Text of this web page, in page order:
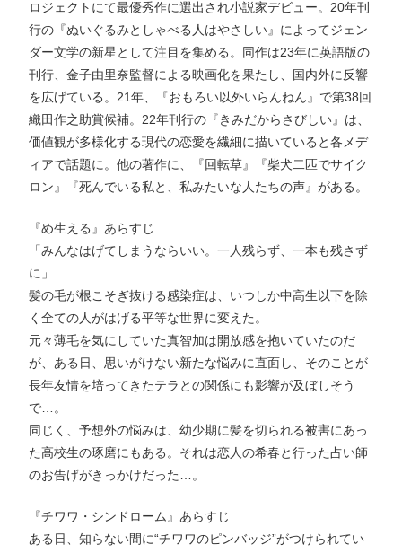
ロジェクトにて最優秀作に選出され小説家デビュー。20年刊
行の『ぬいぐるみとしゃべる人はやさしい』によってジェン
ダー文学の新星として注目を集める。同作は23年に英語版の
刊行、金子由里奈監督による映画化を果たし、国内外に反響
を広げている。21年、『おもろい以外いらんねん』で第38回
織田作之助賞候補。22年刊行の『きみだからさびしい』は、
価値観が多様化する現代の恋愛を繊細に描いていると各メデ
ィアで話題に。他の著作に、『回転草』『柴犬二匹でサイク
ロン』『死んでいる私と、私みたいな人たちの声』がある。
『め生える』あらすじ
「みんなはげてしまうならいい。一人残らず、一本も残さず
に」
髪の毛が根こそぎ抜ける感染症は、いつしか中高生以下を除
く全ての人がはげる平等な世界に変えた。
元々薄毛を気にしていた真智加は開放感を抱いていたのだ
が、ある日、思いがけない新たな悩みに直面し、そのことが
長年友情を培ってきたテラとの関係にも影響が及ぼしそう
で…。
同じく、予想外の悩みは、幼少期に髪を切られる被害にあっ
た高校生の琢磨にもある。それは恋人の希春と行った占い師
のお告げがきっかけだった…。
『チワワ・シンドローム』あらすじ
ある日、知らない間に“チワワのピンバッジ”がつけられてい